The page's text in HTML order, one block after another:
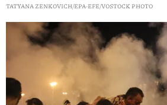
TATYANA ZENKOVICH/EPA-EFE/VOSTOCK PHOTO